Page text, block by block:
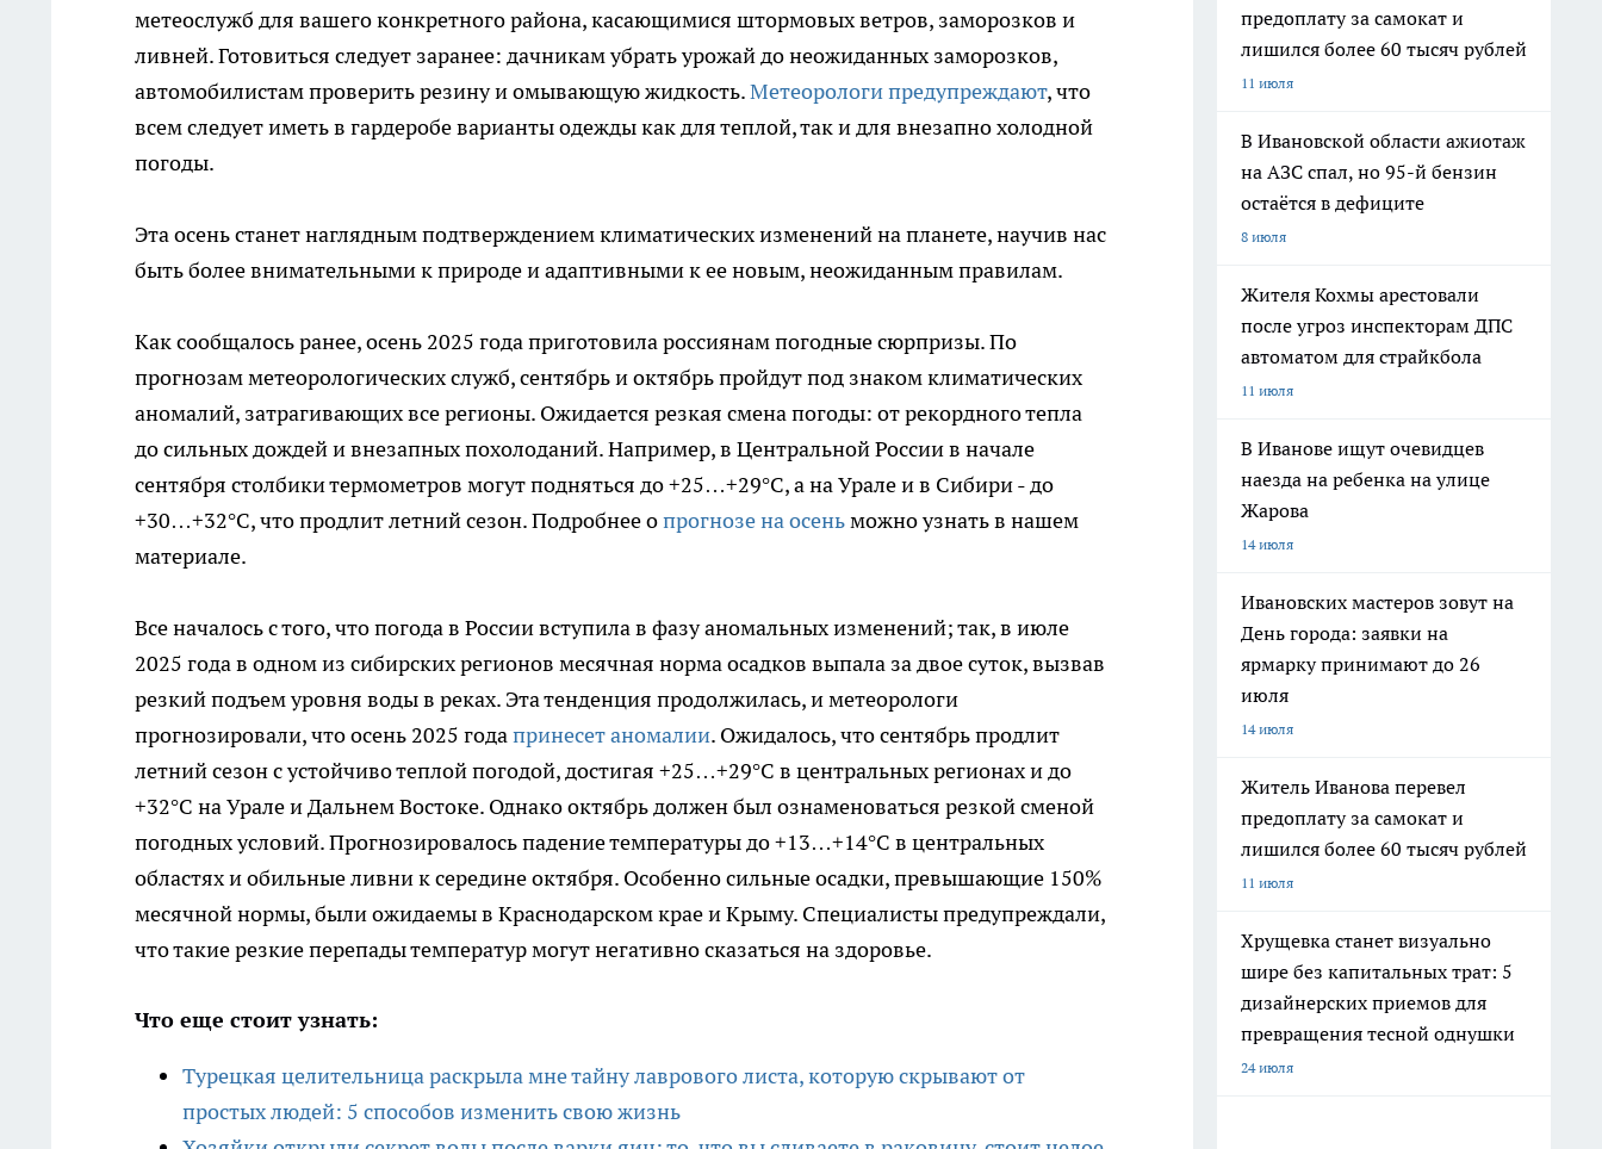
метеослужб для вашего конкретного района, касающимися штормовых ветров, заморозков и
ливней. Готовиться следует заранее: дачникам убрать урожай до неожиданных заморозков,
автомобилистам проверить резину и омывающую жидкость.Метеорологи предупреждают, что
всем следует иметь в гардеробе варианты одежды как для теплой, так и для внезапно холодной
погоды.
Эта осень станет наглядным подтверждением климатических изменений на планете, научив нас
быть более внимательными к природе и адаптивными к ее новым, неожиданным правилам.
Как сообщалось ранее, осень 2025 года приготовила россиянам погодные сюрпризы. По
прогнозам метеорологических служб, сентябрь и октябрь пройдут под знаком климатических
аномалий, затрагивающих все регионы. Ожидается резкая смена погоды: от рекордного тепла
до сильных дождей и внезапных похолоданий. Например, в Центральной России в начале
сентября столбики термометров могут подняться до +25…+29°C, а на Урале и в Сибири - до
+30…+32°C, что продлит летний сезон. Подробнее опрогнозе на осеньможно узнать в нашем
материале.
Все началось с того, что погода в России вступила в фазу аномальных изменений; так, в июле
2025 года в одном из сибирских регионов месячная норма осадков выпала за двое суток, вызвав
резкий подъем уровня воды в реках. Эта тенденция продолжилась, и метеорологи
прогнозировали, что осень 2025 годапринесет аномалии. Ожидалось, что сентябрь продлит
летний сезон с устойчиво теплой погодой, достигая +25…+29°C в центральных регионах и до
+32°C на Урале и Дальнем Востоке. Однако октябрь должен был ознаменоваться резкой сменой
погодных условий. Прогнозировалось падение температуры до +13…+14°C в центральных
областях и обильные ливни к середине октября. Особенно сильные осадки, превышающие 150%
месячной нормы, были ожидаемы в Краснодарском крае и Крыму. Специалисты предупреждали,
что такие резкие перепады температур могут негативно сказаться на здоровье.
Что еще стоит узнать:
Турецкая целительница раскрыла мне тайну лаврового листа, которую скрывают от
простых людей: 5 способов изменить свою жизнь
предоплату за самокат и
лишился более 60 тысяч рублей
11 июля
В Ивановской области ажиотаж
на АЗС спал, но 95-й бензин
остаётся в дефиците
8 июля
Жителя Кохмы арестовали
после угроз инспекторам ДПС
автоматом для страйкбола
11 июля
В Иванове ищут очевидцев
наезда на ребенка на улице
Жарова
14 июля
Ивановских мастеров зовут на
День города: заявки на
ярмарку принимают до 26
июля
14 июля
Житель Иванова перевел
предоплату за самокат и
лишился более 60 тысяч рублей
11 июля
Хрущевка станет визуально
шире без капитальных трат: 5
дизайнерских приемов для
превращения тесной однушки
24 июля